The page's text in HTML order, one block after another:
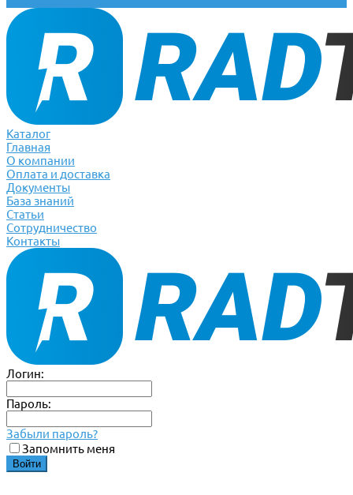
Каталог
Главная
О компании
Оплата и доставка
Документы
База знаний
Статьи
Сотрудничество
Контакты
Логин:
Пароль:
Забыли пароль?
Запомнить меня